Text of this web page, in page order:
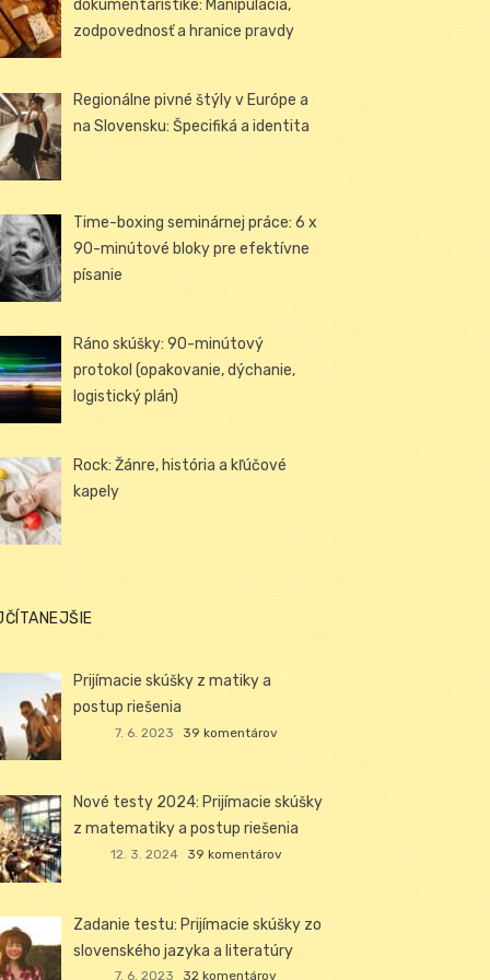
dokumentaristike: Manipulácia,
zodpovednosť a hranice pravdy
Regionálne pivné štýly v Európe a
na Slovensku: Špecifiká a identita
Time-boxing seminárnej práce: 6 x
90-minútové bloky pre efektívne
písanie
Ráno skúšky: 90-minútový
protokol (opakovanie, dýchanie,
logistický plán)
Rock: Žánre, história a kľúčové
kapely
Prijímacie skúšky z matiky a
postup riešenia
7. 6. 2023 39 komentárov
Nové testy 2024: Prijímacie skúšky
z matematiky a postup riešenia
12. 3. 2024 39 komentárov
Zadanie testu: Prijímacie skúšky zo
slovenského jazyka a literatúry
7. 6. 2023 32 komentárov